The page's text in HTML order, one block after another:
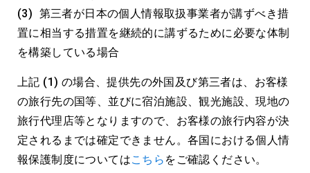
第三者が日本の個人情報取扱事業者が講ずべき措
置に相当する措置を継続的に講ずるために必要な体制
を構築している場合
上記 (1) の場合、提供先の外国及び第三者は、お客様
の旅行先の国等、並びに宿泊施設、観光施設、現地の
旅行代理店等となりますので、お客様の旅行内容が決
定されるまでは確定できません。各国における個人情
報保護制度についてはこちら をご確認ください。